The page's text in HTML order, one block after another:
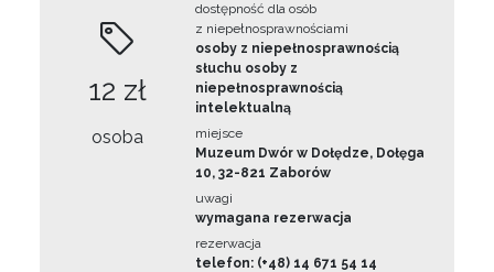
12 zł
osoba
dostępność dla osób
z niepełnosprawnościami
osoby z niepełnosprawnością
słuchu osoby z
niepełnosprawnością
intelektualną
miejsce
Muzeum Dwór w Dołędze, Dołęga
10, 32-821 Zaborów
uwagi
wymagana rezerwacja
rezerwacja
telefon: (+48) 14 671 54 14